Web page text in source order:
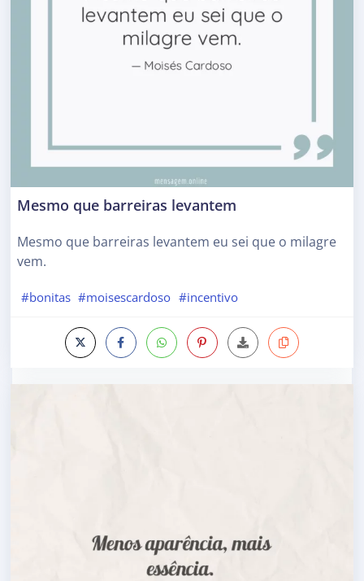
Mesmo que barreiras levantem
Mesmo que barreiras levantem eu sei que o milagre
vem.
#bonitas #moisescardoso #incentivo